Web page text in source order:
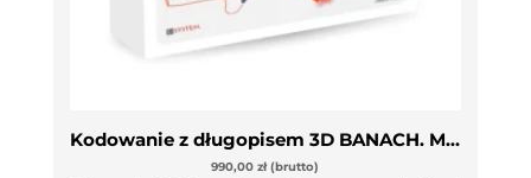
Kodowanie z długopisem 3D BANACH. Moduł dla przedszkola
990,00zł (brutto)